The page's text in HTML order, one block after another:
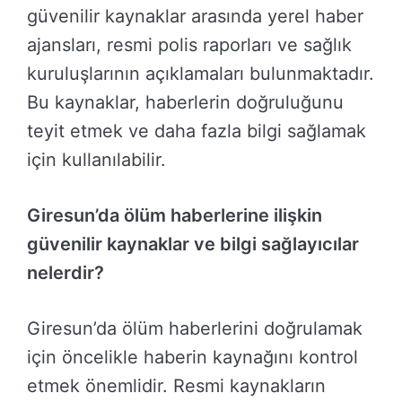
güvenilir kaynaklar arasında yerel haber
ajansları, resmi polis raporları ve sağlık
kuruluşlarının açıklamaları bulunmaktadır.
Bu kaynaklar, haberlerin doğruluğunu
teyit etmek ve daha fazla bilgi sağlamak
için kullanılabilir.
Giresun’da ölüm haberlerine ilişkin
güvenilir kaynaklar ve bilgi sağlayıcılar
nelerdir?
Giresun’da ölüm haberlerini doğrulamak
için öncelikle haberin kaynağını kontrol
etmek önemlidir. Resmi kaynakların